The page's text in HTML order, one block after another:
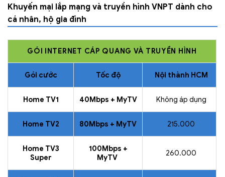
Khuyến mại lắp mạng và truyền hình VNPT dành cho
cá nhân, hộ gia đình
GÓI INTERNET CÁP QUANG VÀ TRUYỀN HÌNH
Gói cước Tốc độ Nội thành HCM
Home TV1 40Mbps + MyTV Không áp dụng
Home TV2 80Mbps + MyTV 215.000
Home TV3
Super
100Mbps +
MyTV
260.000